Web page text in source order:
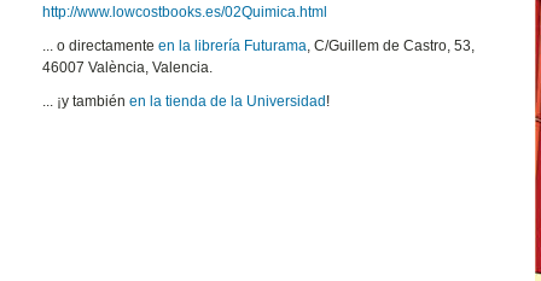
http://www.lowcostbooks.es/02Quimica.html
... o directamenteen la librería Futurama, C/Guillem de Castro, 53,
46007 València, Valencia.
... ¡y tambiénen la tienda de la Universidad !